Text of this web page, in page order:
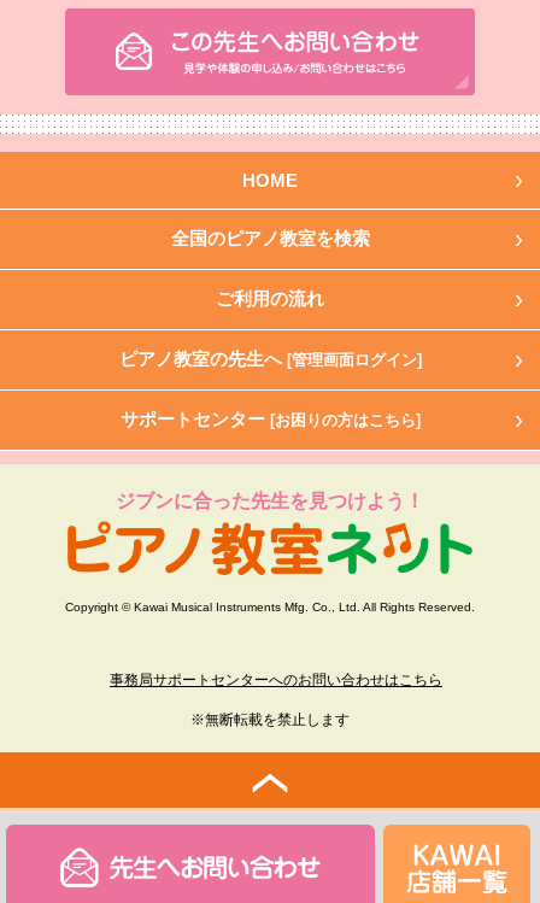
HOME
全国のピアノ教室を検索
ご利用の流れ
ピアノ教室の先生へ [管理画面ログイン]
サポートセンター [お困りの方はこちら]
ジブンに合った先生を見つけよう！
Copyright © Kawai Musical Instruments Mfg. Co., Ltd. All Rights Reserved.
事務局サポートセンターへのお問い合わせはこちら
※無断転載を禁止します